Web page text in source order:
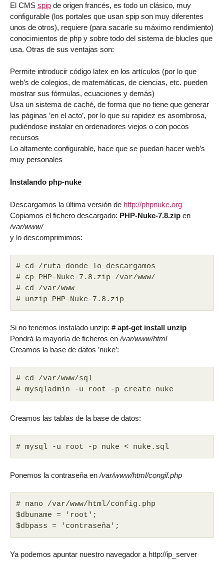
El CMS spip de origen francés, es todo un clásico, muy
configurable (los portales que usan spip son muy diferentes
unos de otros), requiere (para sacarle su máximo rendimiento)
conocimientos de php y sobre todo del sistema de blucles que
usa. Otras de sus ventajas son:
Permite introducir código latex en los artículos (por lo que
web’s de colegios, de matemáticas, de ciencias, etc. pueden
mostrar sus fórmulas, ecuaciones y demás)
Usa un sistema de caché, de forma que no tiene que generar
las páginas ’en el acto’, por lo que su rapidez es asombrosa,
pudiéndose instalar en ordenadores viejos o con pocos
recursos
Lo altamente configurable, hace que se puedan hacer web’s
muy personales
Instalando php-nuke
Descargamos la última versión de http://phpnuke.org
Copiamos el fichero descargado: PHP-Nuke-7.8.zip en
/var/www/
y lo descomprimimos:
# cd /ruta_donde_lo_descargamos
# cp PHP-Nuke-7.8.zip /var/www/
# cd /var/www
# unzip PHP-Nuke-7.8.zip
Si no tenemos instalado unzip: # apt-get install unzip
Pondrá la mayoría de ficheros en/var/www/html
Creamos la base de datos ’nuke’:
# cd /var/www/sql
# mysqladmin -u root -p create nuke
Creamos las tablas de la base de datos:
# mysql -u root -p nuke < nuke.sql
Ponemos la contraseña en/var/www/html/congif.php
# nano /var/www/html/config.php
$dbuname = 'root';
$dbpass = 'contraseña';
Ya podemos apuntar nuestro navegador a http://ip_server